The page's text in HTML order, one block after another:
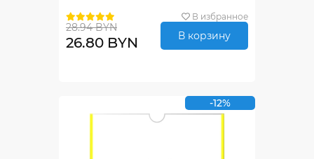
В избранное
28.94 BYN
26.80 BYN В корзину
-12%